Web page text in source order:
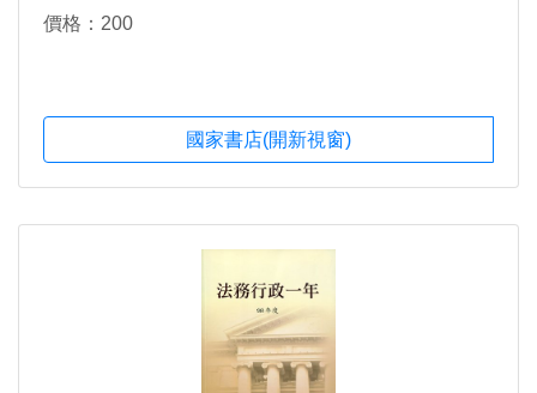
價格：200
國家書店(開新視窗)